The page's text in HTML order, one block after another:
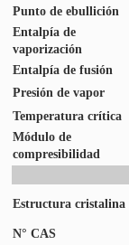
Punto de ebullición
Entalpía de
vaporización
Entalpía de fusión
Presión de vapor
Temperatura crítica
Módulo de
compresibilidad
Estructura cristalina
N° CAS